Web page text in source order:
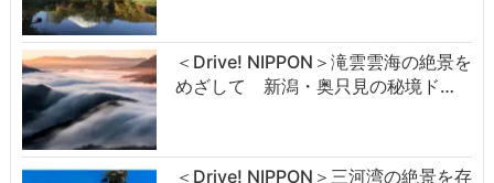
＜Drive! NIPPON＞滝雲雲海の絶景を
めざして 新潟・奥只見の秘境ド…
＜Drive! NIPPON＞三河湾の絶景を存